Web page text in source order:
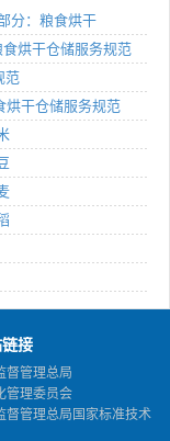
分：粮食烘干
烘干仓储服务规范
范
烘干仓储服务规范
接
督管理总局
管理委员会
督管理总局国家标准技术